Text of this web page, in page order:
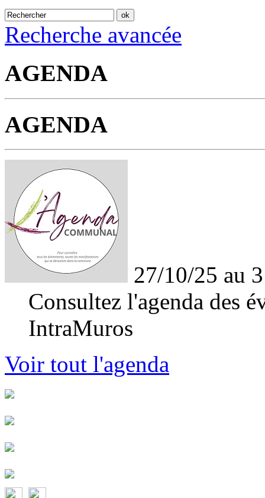
Recherche avancée
AGENDA
AGENDA
27/10/25 au
Consultez l'agenda des
IntraMuros
Voir tout l'agenda